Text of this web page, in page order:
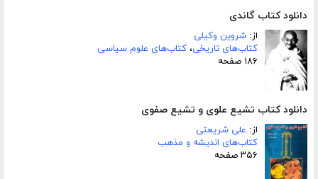
دانلود کتاب گاندی
از: شروین وکیلی
کتاب‌های تاریخی، کتاب‌های علوم سیاسی
۱۸۶ صفحه
دانلود کتاب تشیع علوی و تشیع صفوی
از: علی شریعتی
کتاب‌های اندیشه و مذهب
۳۵۶ صفحه